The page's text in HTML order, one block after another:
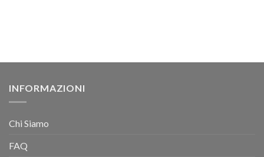
INFORMAZIONI
Chi Siamo
FAQ